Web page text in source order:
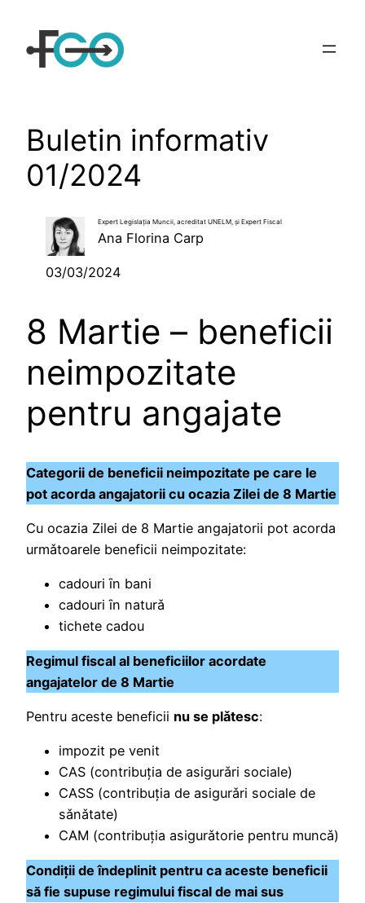
conținut
Buletin informativ
01/2024
Expert Legislaţia Muncii, acreditat UNELM, și Expert Fiscal
Ana Florina Carp
03/03/2024
8 Martie – beneficii
neimpozitate
pentru angajate
Categorii de beneficii neimpozitate pe care le
pot acorda angajatorii cu ocazia Zilei de 8 Martie
Cu ocazia Zilei de 8 Martie angajatorii pot acorda
urmǎtoarele beneficii neimpozitate:
cadouri ȋn bani
cadouri ȋn naturǎ
tichete cadou
Regimul fiscal al beneficiilor acordate
angajatelor de 8 Martie
Pentru aceste beneficii nu se plǎtesc:
impozit pe venit
CAS (contribuţia de asigurǎri sociale)
CASS (contribuţia de asigurǎri sociale de
sǎnǎtate)
CAM (contribuţia asigurǎtorie pentru muncǎ)
Condiții de îndeplinit pentru ca aceste beneficii
să fie supuse regimului fiscal de mai sus